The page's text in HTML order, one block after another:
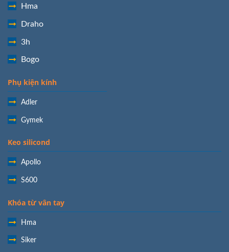
Hma
Draho
3h
Bogo
Phụ kiện kính
Adler
Gymek
Keo silicond
Apollo
S600
Khóa từ vân tay
Hma
Siker